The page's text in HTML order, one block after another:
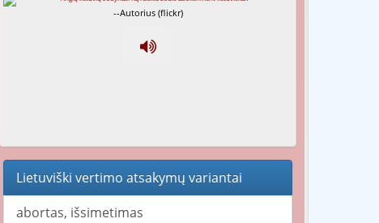
--Autorius (flickr)
Lietuviški vertimo atsakymų variantai
abortas, išsimetimas